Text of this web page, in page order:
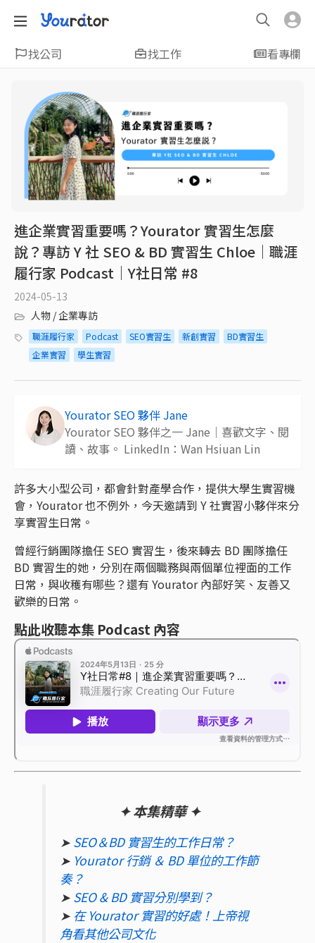
找公司 找工作 看專欄
進企業實習重要嗎？Yourator 實習生怎麼
說？專訪 Y 社 SEO & BD 實習生 Chloe｜職涯
履行家 Podcast｜Y社日常 #8
2024-05-13
人物 / 企業專訪
職涯履行家 Podcast SEO實習生 新創實習
BD實習生
企業實習
學生實習
Yourator SEO 夥伴 Jane
Yourator SEO 夥伴之一 Jane｜喜歡文字、閱
讀、故事。 LinkedIn：Wan Hsiuan Lin
許多大小型公司，都會針對產學合作，提供大學生實習機
會，Yourator 也不例外，今天邀請到 Y 社實習小夥伴來分
享實習生日常。
曾經行銷團隊擔任 SEO 實習生，後來轉去 BD 團隊擔任
BD 實習生的她，分別在兩個職務與兩個單位裡面的工作
日常，與收穫有哪些？還有 Yourator 內部好笑、友善又
歡樂的日常。
點此收聽本集 Podcast 內容
✦ 本集精華 ✦
➤ SEO＆BD 實習生的工作日常？
➤ Yourator 行銷 ＆ BD 單位的工作節
奏？
➤ SEO & BD 實習分別學到？
➤ 在 Yourator 實習的好處！上帝視
角看其他公司文化